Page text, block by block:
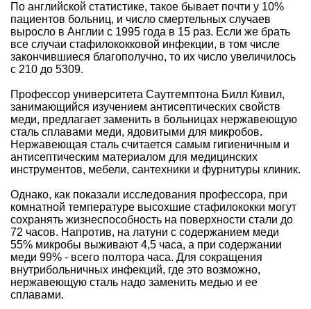
По английской статистике, такое бывает почти у 10%
пациентов больниц, и число смертельных случаев
выросло в Англии с 1995 года в 15 раз. Если же брать
все случаи стафилококковой инфекции, в том числе
закончившиеся благополучно, то их число увеличилось
с 210 до 5309.
Профессор университета Саутгемптона Билл Кивил,
занимающийся изучением антисептических свойств
меди, предлагает заменить в больницах нержавеющую
сталь сплавами меди, ядовитыми для микробов.
Нержавеющая сталь считается самым гигиеничным и
антисептическим материалом для медицинских
инструментов, мебели, сантехники и фурнитуры клиник.
Однако, как показали исследования профессора, при
комнатной температуре высохшие стафилококки могут
сохранять жизнеспособность на поверхности стали до
72 часов. Напротив, на латуни с содержанием меди
55% микробы выживают 4,5 часа, а при содержании
меди 99% - всего полтора часа. Для сокращения
внутрибольничных инфекций, где это возможно,
нержавеющую сталь надо заменить медью и ее
сплавами.